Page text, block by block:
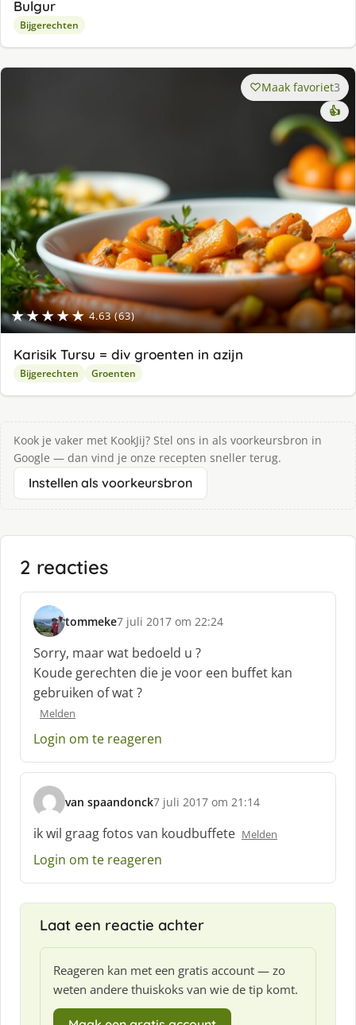
Bulgur
Bijgerechten
★★★★★ 4.63 (63)
Maak favoriet3
👍
Karisik Tursu = div groenten in azijn
Bijgerechten Groenten
Kook je vaker met KookJij? Stel ons in als voorkeursbron in
Google — dan vind je onze recepten sneller terug.
Instellen als voorkeursbron
2 reacties
tommeke
s
c
h
r
e
:
7 juli 2017 om 22:24
Sorry, maar wat bedoeld u ?
Koude gerechten die je voor een buffet kan
gebruiken of wat ?
Melden
Login om te reageren
van spaandonck
s
c
h
r
7 juli 2017 om 21:14
ik wil graag fotos van koudbuffete Melden
Login om te reageren
Laat een reactie achter
Reageren kan met een gratis account — zo
weten andere thuiskoks van wie de tip komt.